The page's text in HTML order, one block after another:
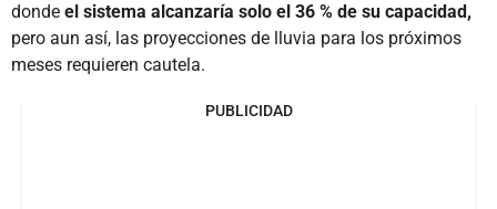
donde el sistema alcanzaría solo el 36 % de su capacidad,
pero aun así, las proyecciones de lluvia para los próximos
meses requieren cautela.
PUBLICIDAD